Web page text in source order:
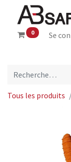
0 Se
Tous les produits